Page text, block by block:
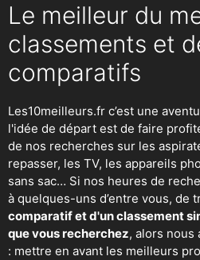
Le meilleur du
classements et
comparatifs
Les10meilleurs.fr c’est une
l'idée de départ est de faire
de nos recherches sur les
repasser, les TV, les appareils
sans sac… Si nos heures de
à quelques-uns d’entre vous, de
comparatif et d'un classement
que vous recherchez, alors nous
: mettre en avant les meilleurs